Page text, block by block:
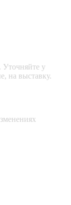
Уточняйте у
на выставку.